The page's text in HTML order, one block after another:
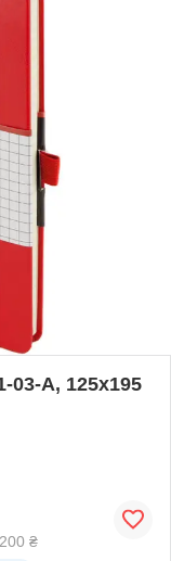
03-A, 125х195
₴